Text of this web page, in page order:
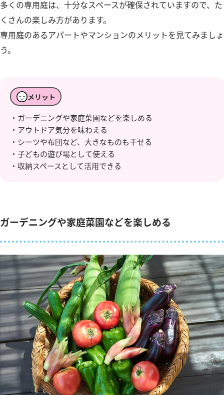
多くの専用庭は、十分なスペースが確保されていますので、た
くさんの楽しみ方があります。
専用庭のあるアパートやマンションのメリットを見てみましょ
う。
メリット
・ガーデニングや家庭菜園などを楽しめる
・アウトドア気分を味わえる
・シーツや布団など、大きなものも干せる
・子どもの遊び場として使える
・収納スペースとして活用できる
ガーデニングや家庭菜園などを楽しめる